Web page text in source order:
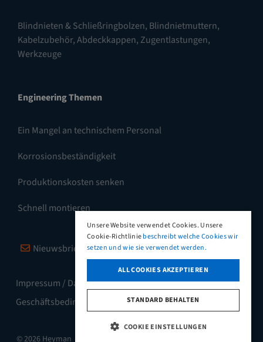
Blindnieten & Schließringbolzen, Blindnietmuttern,
Kabelzubehör, Abdeckkappen, Zugentlastungen,
Werkzeuge
Engineering Themen
Ein Mangel an technischem Personal
Korrosionsbeständigkeit
Produktionskosten senken
Schnell montieren
Impressum / Datenschutz Allgemeine
Geschäftsbedingungen
Nieuwsbrief Vimeo LinkedIn
© 2026 Heyman
Unsere Website verwendet Cookies. Unsere
Cookie-Richtliniebeschreibt welche Cookies wir
setzen und wie sie verwendet werden.
ALL COOKIES AKZEPTIEREN
STANDARD BEHALTEN
COOKIE EINSTELLUNGEN